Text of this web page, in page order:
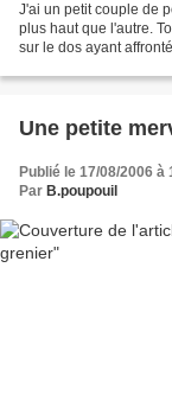
J'ai un petit couple de
plus haut que l'autre.
sur le dos ayant
Une petite
Publié le 17/08/2006 à
Par B.poupouil